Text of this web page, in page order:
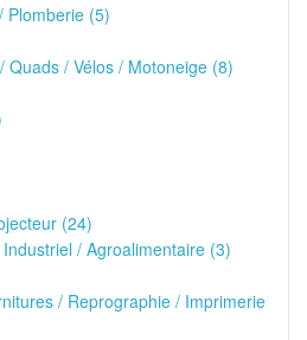
Plomberie (5)
Quads / Vélos / Motoneige (8)
(24)
/ Agroalimentaire (3)
/ Reprographie / Imprimerie